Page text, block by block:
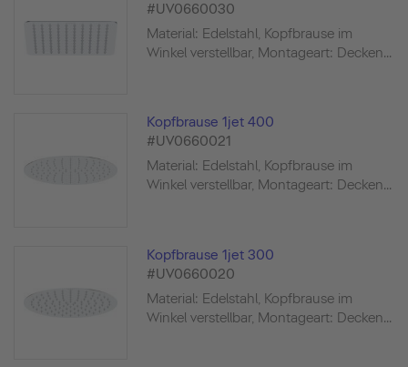
#UV0660030
Material: Edelstahl, Kopfbrause im
Winkel verstellbar, Montageart: Decken...
Kopfbrause 1jet 400
#UV0660021
Material: Edelstahl, Kopfbrause im
Winkel verstellbar, Montageart: Decken...
Kopfbrause 1jet 300
#UV0660020
Material: Edelstahl, Kopfbrause im
Winkel verstellbar, Montageart: Decken...